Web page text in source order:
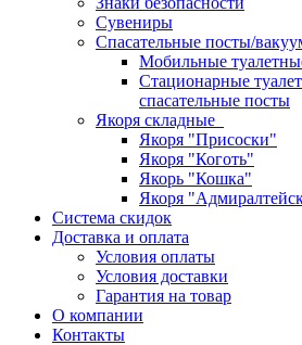
Сувениры
Спасательные посты/
Мобильные
Стационарные
спасательные посты
Якоря складные
Якоря "Присоски"
Якоря "Коготь"
Якорь "Кошка"
Якоря
Система скидок
Доставка и оплата
Условия оплаты
Условия доставки
Гарантия на товар
О компании
Контакты